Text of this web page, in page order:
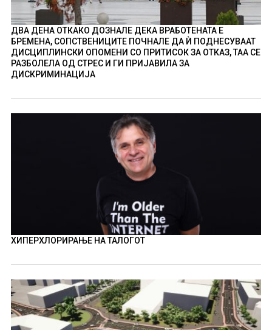
ДВА ДЕНА ОТКАКО ДОЗНАЛЕ ДЕКА ВРАБОТЕНАТА Е
БРЕМЕНА, СОПСТВЕНИЦИТЕ ПОЧНАЛЕ ДА Ѝ ПОДНЕСУВААТ
ДИСЦИПЛИНСКИ ОПОМЕНИ СО ПРИТИСОК ЗА ОТКАЗ, ТАА СЕ
РАЗБОЛЕЛА ОД СТРЕС И ГИ ПРИЈАВИЛА ЗА
ДИСКРИМИНАЦИЈА
ХИПЕРХЛОРИРАЊЕ НА ТАЛОГОТ